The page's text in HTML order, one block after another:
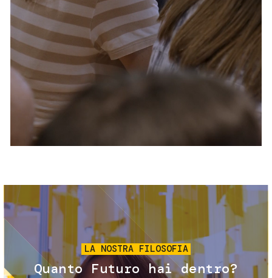
Servizi e accessibilità
Contatti
FAQ
Biglietti
Immagine
LA NOSTRA FILOSOFIA
Quanto Futuro hai dentro?